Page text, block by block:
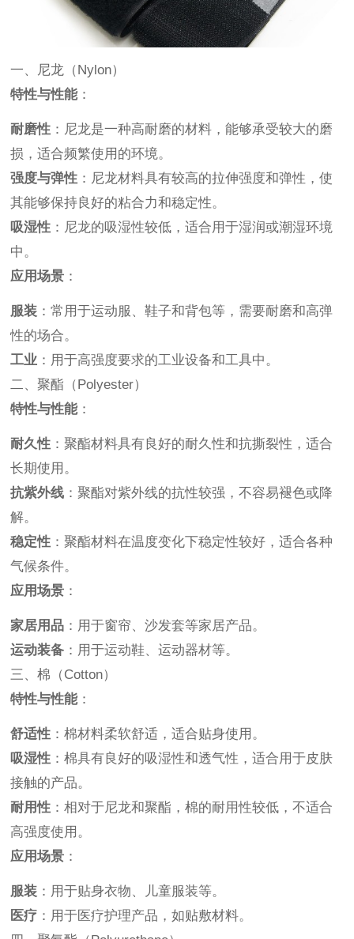
一、尼龙（Nylon）
特性与性能：
耐磨性 ：尼龙是一种高耐磨的材料，能够承受较大的磨
损，适合频繁使用的环境。
强度与弹性 ：尼龙材料具有较高的拉伸强度和弹性，使
其能够保持良好的粘合力和稳定性。
吸湿性 ：尼龙的吸湿性较低，适合用于湿润或潮湿环境
中。
应用场景 ：
服装 ：常用于运动服、鞋子和背包等，需要耐磨和高弹
性的场合。
工业 ：用于高强度要求的工业设备和工具中。
二、聚酯（Polyester）
特性与性能：
耐久性 ：聚酯材料具有良好的耐久性和抗撕裂性，适合
长期使用。
抗紫外线 ：聚酯对紫外线的抗性较强，不容易褪色或降
解。
稳定性 ：聚酯材料在温度变化下稳定性较好，适合各种
气候条件。
应用场景 ：
家居用品 ：用于窗帘、沙发套等家居产品。
运动装备 ：用于运动鞋、运动器材等。
三、棉（Cotton）
特性与性能：
舒适性 ：棉材料柔软舒适，适合贴身使用。
吸湿性 ：棉具有良好的吸湿性和透气性，适合用于皮肤
接触的产品。
耐用性 ：相对于尼龙和聚酯，棉的耐用性较低，不适合
高强度使用。
应用场景 ：
服装 ：用于贴身衣物、儿童服装等。
医疗 ：用于医疗护理产品，如贴敷材料。